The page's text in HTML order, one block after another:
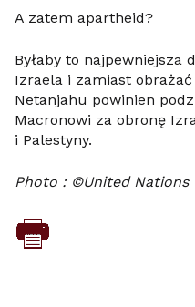
A zatem apartheid?
Byłaby to najpewniejsza
Izraela i zamiast
Netanjahu powinien
Macronowi za obronę
i Palestyny.
Photo : ©United Nations